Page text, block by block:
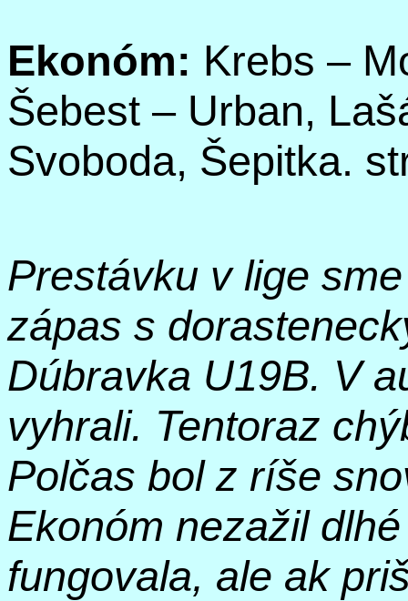
Ekonóm: Krebs –
Šebest – Urban,
Svoboda, Šepitka.
Prestávku v lige
zápas s
Dúbravka U19B. V
vyhrali. Tentoraz
Polčas bol z ríše
Ekonóm nezažil
fungovala, ale ak